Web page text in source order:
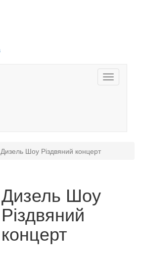
Toggle
navigation
Дизель Шоу Різдвяний концерт
Дизель Шоу
Різдвяний
концерт